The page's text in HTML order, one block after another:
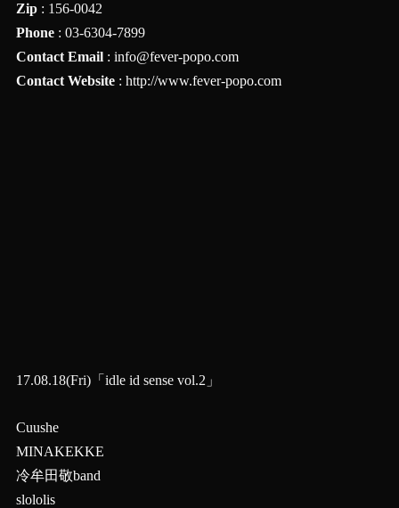
Zip: 156-0042
Phone: 03-6304-7899
Contact Email: info@fever-popo.com
Contact Website: http://www.fever-popo.com
17.08.18(Fri)「idle id sense vol.2」
Cuushe
MINAKEKKE
冷牟田敬band
slololis